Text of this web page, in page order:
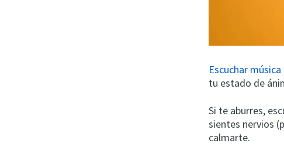
Escuchar
tu estado de
Si te aburres,
sientes nervios
calmarte.